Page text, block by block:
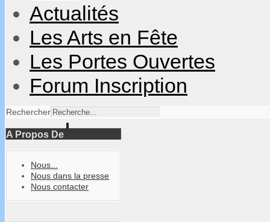
Actualités
Les Arts en Fête
Les Portes Ouvertes
Forum Inscription
Rechercher
A Propos De
Nous...
Nous dans la presse
Nous contacter